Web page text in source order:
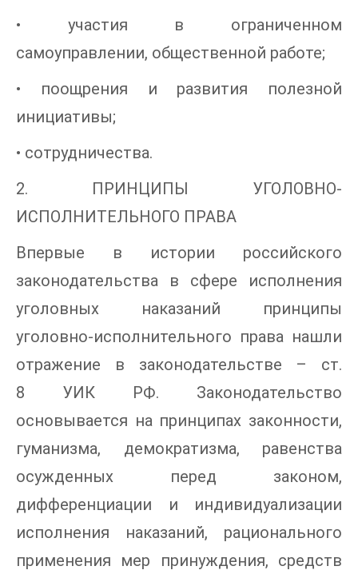
• участия в ограниченном
самоуправлении, общественной работе;
• поощрения и развития полезной
инициативы;
• сотрудничества.
2. ПРИНЦИПЫ УГОЛОВНО-
ИСПОЛНИТЕЛЬНОГО ПРАВА
Впервые в истории российского
законодательства в сфере исполнения
уголовных наказаний принципы
уголовно-исполнительного права нашли
отражение в законодательстве – ст.
8 УИК РФ. Законодательство
основывается на принципах законности,
гуманизма, демократизма, равенства
осужденных перед законом,
дифференциации и индивидуализации
исполнения наказаний, рационального
применения мер принуждения, средств